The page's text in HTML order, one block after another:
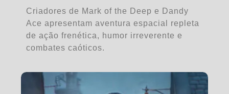
Criadores de Mark of the Deep e Dandy
Ace apresentam aventura espacial repleta
de ação frenética, humor irreverente e
combates caóticos.